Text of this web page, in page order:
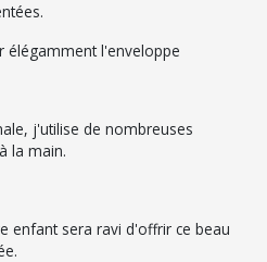
élégamment l'enveloppe
j'utilise de nombreuses
la main.
enfant sera ravi d'offrir ce beau